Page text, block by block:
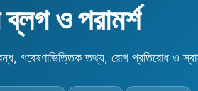
ব্লগ ও পরামর্শ
গবেষণাভিত্তিক তথ্য, রোগ প্রতিরোধ ও